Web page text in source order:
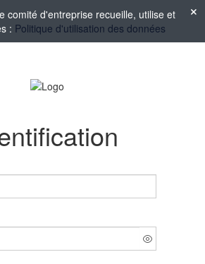
comité d'entreprise recueille, utilise et
: Politique d'utilisation des données